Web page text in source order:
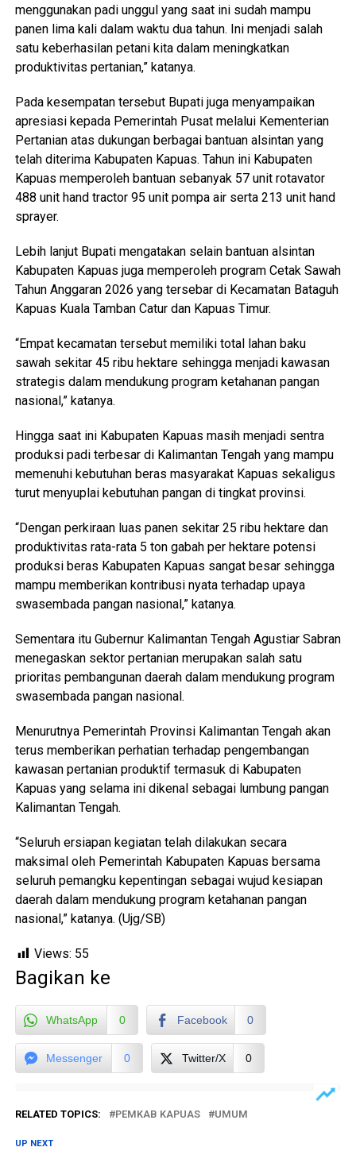
menggunakan padi unggul yang saat ini sudah mampu
panen lima kali dalam waktu dua tahun. Ini menjadi salah
satu keberhasilan petani kita dalam meningkatkan
produktivitas pertanian,” katanya.
Pada kesempatan tersebut Bupati juga menyampaikan
apresiasi kepada Pemerintah Pusat melalui Kementerian
Pertanian atas dukungan berbagai bantuan alsintan yang
telah diterima Kabupaten Kapuas. Tahun ini Kabupaten
Kapuas memperoleh bantuan sebanyak 57 unit rotavator
488 unit hand tractor 95 unit pompa air serta 213 unit hand
sprayer.
Lebih lanjut Bupati mengatakan selain bantuan alsintan
Kabupaten Kapuas juga memperoleh program Cetak Sawah
Tahun Anggaran 2026 yang tersebar di Kecamatan Bataguh
Kapuas Kuala Tamban Catur dan Kapuas Timur.
“Empat kecamatan tersebut memiliki total lahan baku
sawah sekitar 45 ribu hektare sehingga menjadi kawasan
strategis dalam mendukung program ketahanan pangan
nasional,” katanya.
Hingga saat ini Kabupaten Kapuas masih menjadi sentra
produksi padi terbesar di Kalimantan Tengah yang mampu
memenuhi kebutuhan beras masyarakat Kapuas sekaligus
turut menyuplai kebutuhan pangan di tingkat provinsi.
“Dengan perkiraan luas panen sekitar 25 ribu hektare dan
produktivitas rata-rata 5 ton gabah per hektare potensi
produksi beras Kabupaten Kapuas sangat besar sehingga
mampu memberikan kontribusi nyata terhadap upaya
swasembada pangan nasional,” katanya.
Sementara itu Gubernur Kalimantan Tengah Agustiar Sabran
menegaskan sektor pertanian merupakan salah satu
prioritas pembangunan daerah dalam mendukung program
swasembada pangan nasional.
Menurutnya Pemerintah Provinsi Kalimantan Tengah akan
terus memberikan perhatian terhadap pengembangan
kawasan pertanian produktif termasuk di Kabupaten
Kapuas yang selama ini dikenal sebagai lumbung pangan
Kalimantan Tengah.
“Seluruh ersiapan kegiatan telah dilakukan secara
maksimal oleh Pemerintah Kabupaten Kapuas bersama
seluruh pemangku kepentingan sebagai wujud kesiapan
daerah dalam mendukung program ketahanan pangan
nasional,” katanya. (Ujg/SB)
Views: 55
Bagikan ke
WhatsApp 0 Facebook 0
Messenger 0 Twitter/X 0
RELATED TOPICS: PEMKAB KAPUAS UMUM
UP NEXT